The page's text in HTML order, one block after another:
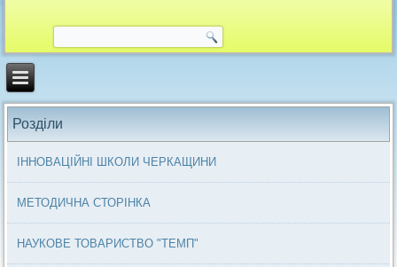
Розділи
ІННОВАЦІЙНІ ШКОЛИ ЧЕРКАЩИНИ
МЕТОДИЧНА СТОРІНКА
НАУКОВЕ ТОВАРИСТВО "ТЕМП"